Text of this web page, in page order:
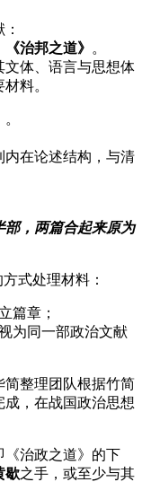
治邦之道》 。
文体、语言与思想体
料。
内在论述结构，与清
部，两篇合起来原为
式处理材料：
篇章；
为同一部政治文献
简整理团队根据竹简
，在战国政治思想
《治政之道》的下
歇之手，或至少与其